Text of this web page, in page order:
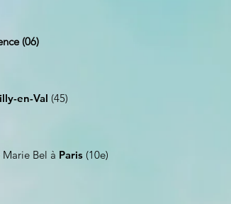
(06)
en-Val (45)
Bel à Paris (10e)